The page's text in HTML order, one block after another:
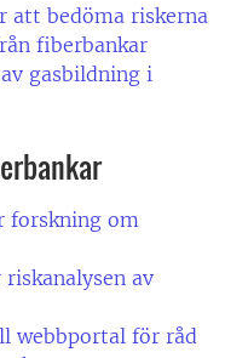
att bedöma riskerna
fiberbankar
gasbildning i
forskning om
av
webbportal för råd